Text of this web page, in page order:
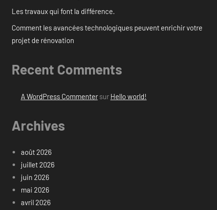
Les travaux qui font la différence.
Comment les avancées technologiques peuvent enrichir votre
projet de rénovation
Recent Comments
A WordPress Commentersur Hello world!
Archives
août 2026
juillet 2026
juin 2026
mai 2026
avril 2026